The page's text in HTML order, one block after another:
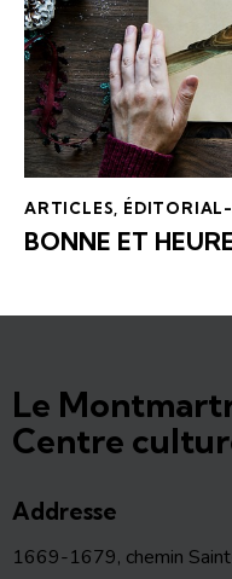
ARTICLES
BONNE ET
Le
Centre
Addresse
1669-1679, chemin